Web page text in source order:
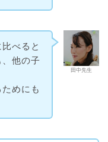
田中先生
べると
他の子
めにも